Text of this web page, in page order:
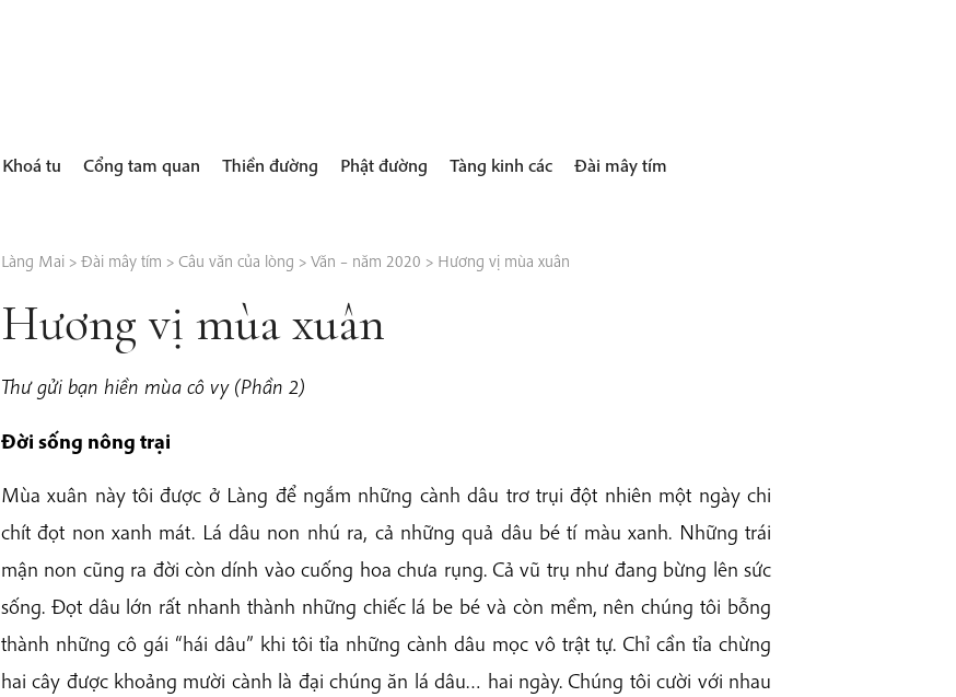
Khoá tu Cổng tam quan Thiền đường Phật đường Tàng kinh các Đài mây tím
Làng Mai> Đài mây tím > Câu văn của lòng > Văn – năm 2020 > Hương vị mùa xuân
Hương vị mùa xuân
Thư gửi bạn hiền mùa cô vy (Phần 2)
Đời sống nông trại
Mùa xuân này tôi được ở Làng để ngắm những cành dâu trơ trụi đột nhiên một ngày chi
chít đọt non xanh mát. Lá dâu non nhú ra, cả những quả dâu bé tí màu xanh. Những trái
mận non cũng ra đời còn dính vào cuống hoa chưa rụng. Cả vũ trụ như đang bừng lên sức
sống. Đọt dâu lớn rất nhanh thành những chiếc lá be bé và còn mềm, nên chúng tôi bỗng
thành những cô gái “hái dâu” khi tôi tỉa những cành dâu mọc vô trật tự. Chỉ cần tỉa chừng
hai cây được khoảng mười cành là đại chúng ăn lá dâu… hai ngày. Chúng tôi cười với nhau